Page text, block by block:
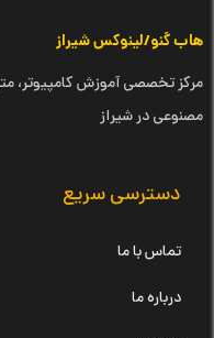
هاب گنو/لینوکس شیراز
مرکز تخصصی آموزش کامپیوتر،
مصنوعی در شیراز
دسترسی سریع
تماس با ما
درباره ما